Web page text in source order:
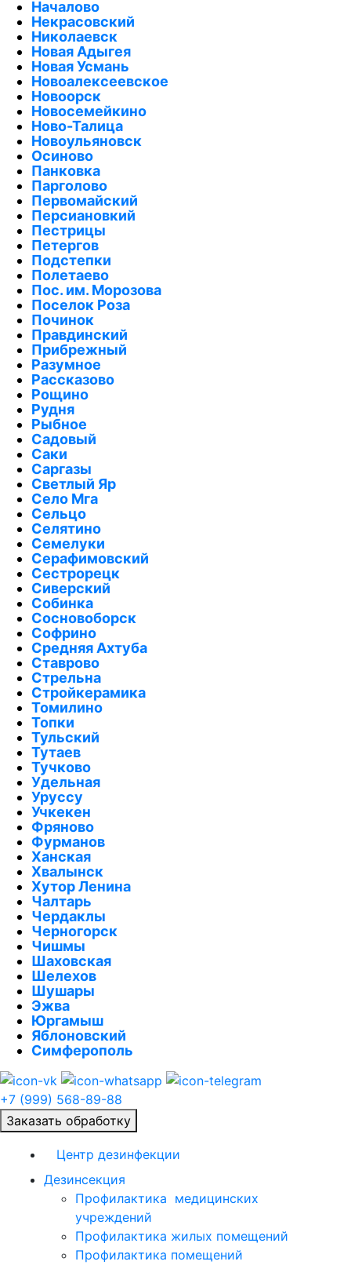
Началово
Некрасовский
Николаевск
Новая Адыгея
Новая Усмань
Новоалексеевское
Новоорск
Новосемейкино
Ново-Талица
Новоульяновск
Осиново
Панковка
Парголово
Первомайский
Персиановкий
Пестрицы
Петергов
Подстепки
Полетаево
Пос. им. Морозова
Поселок Роза
Починок
Правдинский
Прибрежный
Разумное
Рассказово
Рощино
Рудня
Рыбное
Садовый
Саки
Саргазы
Светлый Яр
Село Мга
Сельцо
Селятино
Семелуки
Серафимовский
Сестрорецк
Сиверский
Собинка
Сосновоборск
Софрино
Средняя Ахтуба
Ставрово
Стрельна
Стройкерамика
Томилино
Топки
Тульский
Тутаев
Тучково
Удельная
Уруссу
Учкекен
Фряново
Фурманов
Ханская
Хвалынск
Хутор Ленина
Чалтарь
Чердаклы
Черногорск
Чишмы
Шаховская
Шелехов
Шушары
Эжва
Юргамыш
Яблоновский
Симферополь
+7 (999) 568-89-88
Заказать обработку
Центр дезинфекции
Дезинсекция
Профилактика медицинских
учреждений
Профилактика жилых помещений
Профилактика помещений